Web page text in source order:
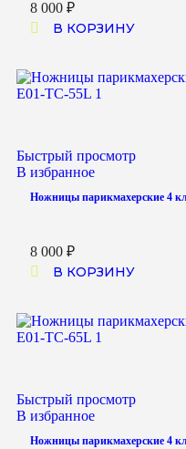
8 000 ₽
В КОРЗИНУ
Быстрый просмотр
В избранное
Ножницы парикмахерские 4
8 000 ₽
В КОРЗИНУ
Быстрый просмотр
В избранное
Ножницы парикмахерские 4